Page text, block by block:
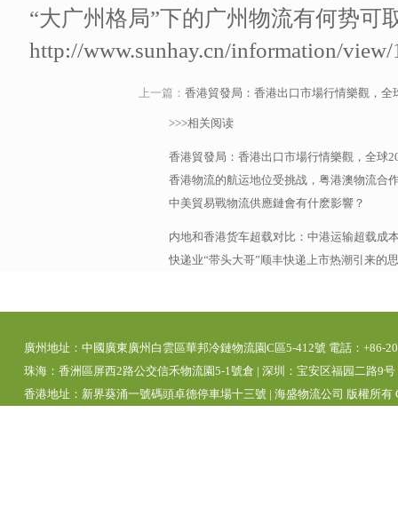
“大广州格局”下的广州物流有何势可
http://www.sunhay.cn/information/
上一篇： 香港貿發局：香港出口市場行情樂觀，全
>>>相关阅读
香港貿發局：香港出口市場行情樂觀，全球
香港物流的航运地位受挑战，粤港澳物流合
中美貿易戰物流供應鏈會有什麽影響？
内地和香港货车超载对比：中港运输超载成
快递业“带头大哥”顺丰快递上市热潮引来的
廣州地址：中國廣東廣州白雲區華邦冷鏈物流園C區5-412號 電話：+86-
珠海：香洲區屏西2路公交信禾物流園5-1號倉 | 深圳：宝安区福园二路9
香港地址：新界葵涌一號碼頭卓德停車場十三號 | 海盛物流公司 版權所有